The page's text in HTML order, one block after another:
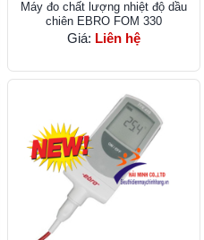
Máy đo chất lượng nhiệt độ dầu
chiên EBRO FOM 330
Giá: Liên hệ